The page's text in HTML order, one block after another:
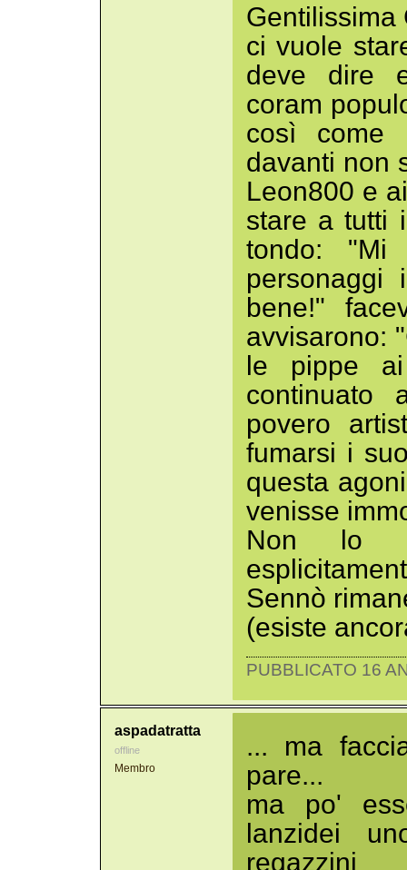
Gentilissima
ci vuole
deve dire
coram
così come
davanti non
Leon800 e
stare a tutti
tondo:
personaggi
bene!"
avvisarono:
le pippe
povero
fumarsi i
questa
venisse
Non lo
Sennò
(esiste
PUBBLICATO 16
aspadatratta
offline
Membro
... ma
pare...
ma po'
lanzidei